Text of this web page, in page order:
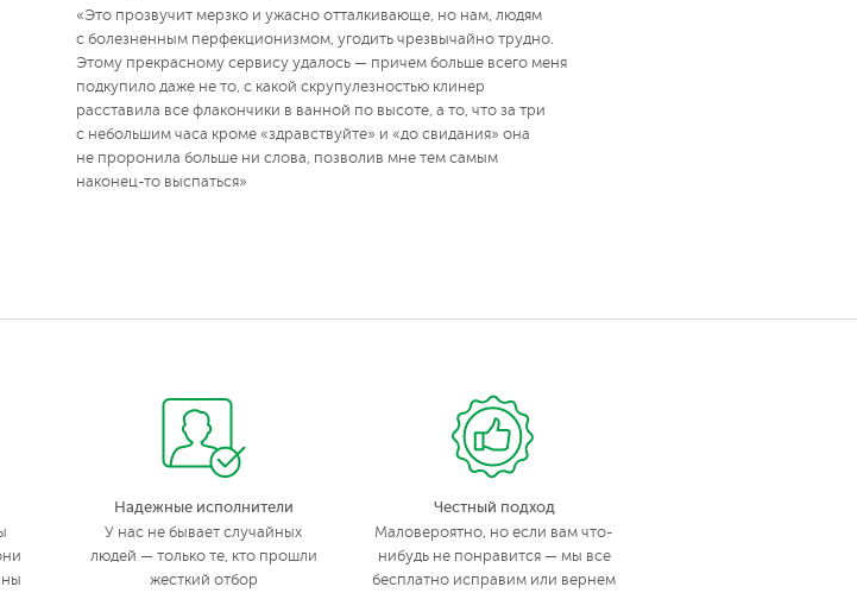
«Это прозвучит мерзко и ужасно отталкивающе, но нам, людям
с болезненным перфекционизмом, угодить чрезвычайно трудно.
Этому прекрасному сервису удалось — причем больше всего меня
подкупило даже не то, с какой скрупулезностью клинер
расставила все флакончики в ванной по высоте, а то, что за три
с небольшим часа кроме «здравствуйте» и «до свидания» она
не проронила больше ни слова, позволив мне тем самым
наконец-то выспаться»
Надежные исполнители
У нас не бывает случайных
людей — только те, кто прошли
жесткий отбор
Честный подход
Маловероятно, но если вам что-
нибудь не понравится — мы все
бесплатно исправим или вернем